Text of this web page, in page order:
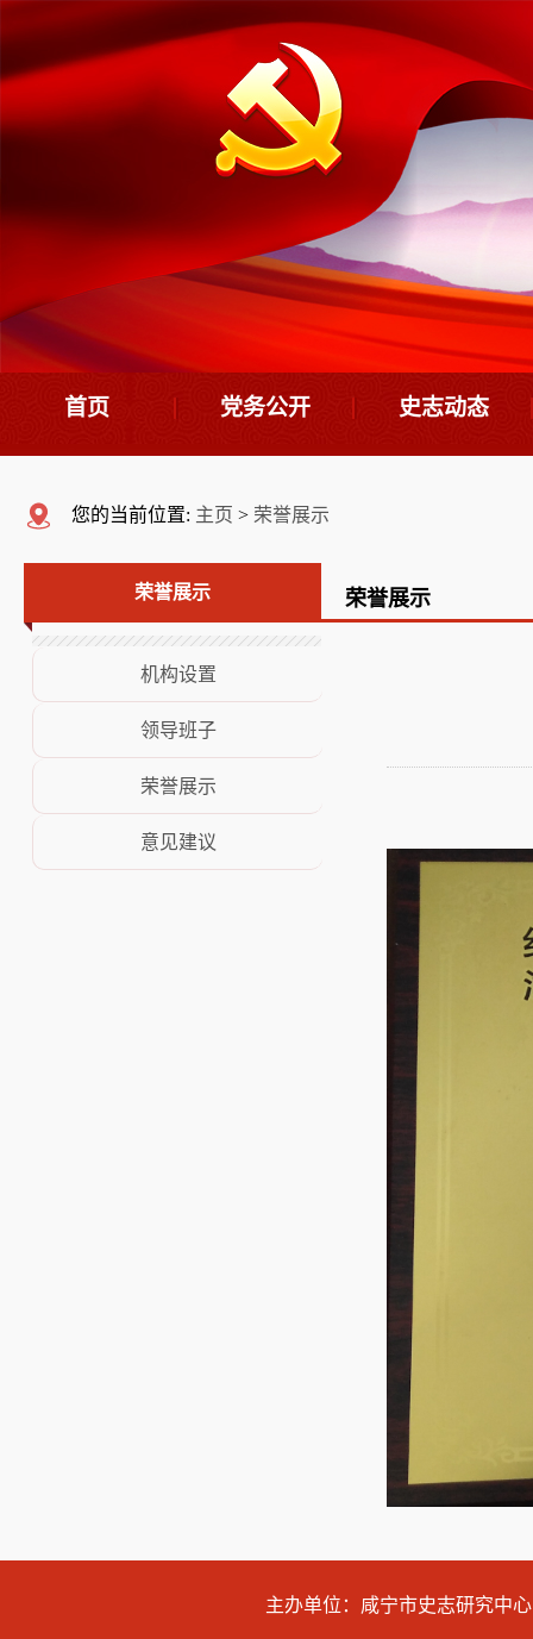
首页 党务公开
领导班子
荣誉展示
史志动态
您的当前位置: 主页 > 荣誉展示
荣誉展示
机构设置
领导班子
荣誉展示
意见建议
荣誉展示
主办单位：咸宁市史志研究中